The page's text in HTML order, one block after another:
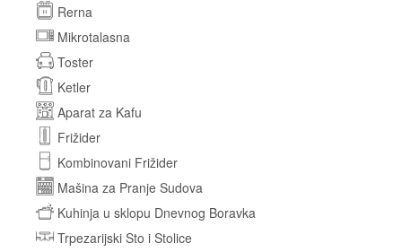
Rerna
Mikrotalasna
Toster
Ketler
Aparat za Kafu
Frižider
Kombinovani Frižider
Mašina za Pranje Sudova
Kuhinja u sklopu Dnevnog Boravka
Trpezarijski Sto i Stolice